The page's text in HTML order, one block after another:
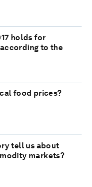
holds for
to the
food prices?
tell us about
markets?